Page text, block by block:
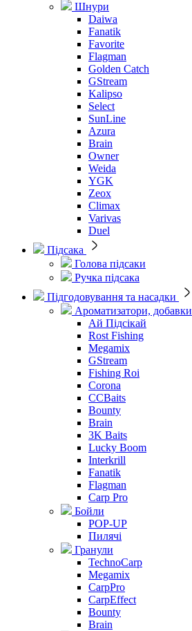
Шнури
Daiwa
Fanatik
Favorite
Flagman
Golden Catch
GStream
Kalipso
Select
SunLine
Azura
Brain
Owner
Weida
YGK
Zeox
Climax
Varivas
Duel
Підсака
Голова підсаки
Ручка підсака
Підгодовування та насадки
Ароматизатори, добавки
Ай Підсікай
Rost Fishing
Megamix
GStream
Fishing Roi
Corona
CCBaits
Bounty
Brain
3K Baits
Lucky Boom
Interkrill
Fanatik
Flagman
Carp Pro
Бойли
POP-UP
Пилячі
Гранули
TechnoCarp
Megamix
CarpPro
CarpEffect
Bounty
Brain